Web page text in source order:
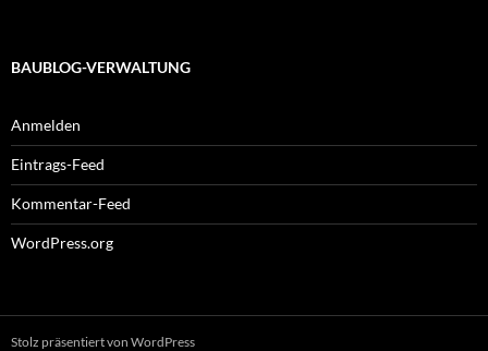
BAUBLOG-VERWALTUNG
Anmelden
Eintrags-Feed
Kommentar-Feed
WordPress.org
Stolz präsentiert von WordPress